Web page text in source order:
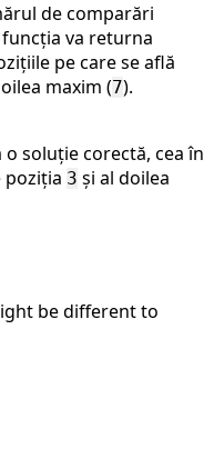
de comparări
va returna
pe care se află
maxim (7).
soluție corectă, cea în
poziția 3 și al doilea
be different to